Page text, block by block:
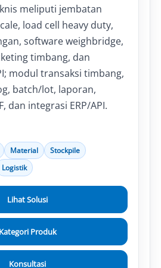
meliputi jembatan
load cell heavy duty,
software weighbridge,
timbang, dan
modul transaksi timbang,
batch/lot, laporan,
dan integrasi ERP/API.
Material
Stockpile
Logistik
Lihat Solusi
Kategori Produk
Konsultasi